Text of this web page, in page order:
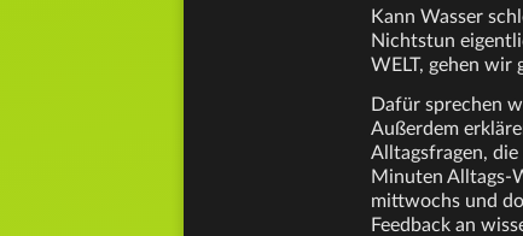
Kann Wasser
Nichtstun
WELT, gehen wir
Dafür sprechen
Außerdem
Alltagsfragen,
Minuten Alltags-
mittwochs und
Feedback an